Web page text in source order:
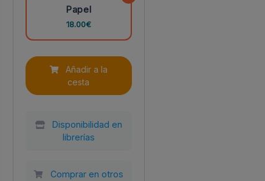
Papel
18.00€
cesta
librerías